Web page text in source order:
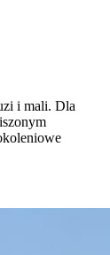
i mali. Dla